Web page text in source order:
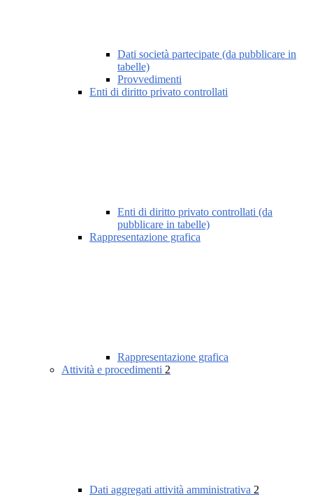
Dati società partecipate (da pubblicare in
tabelle)
Provvedimenti
Enti di diritto privato controllati
Enti di diritto privato controllati (da
pubblicare in tabelle)
Rappresentazione grafica
Rappresentazione grafica
Attività e procedimenti 2
Dati aggregati attività amministrativa 2